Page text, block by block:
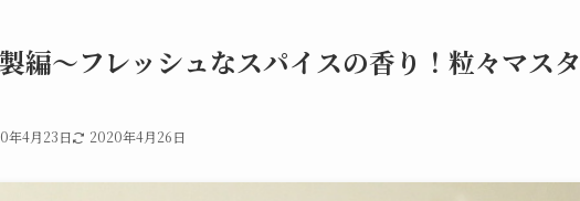
編～フレッシュなスパイスの香り！粒々マスタ
年4月23日 2020年4月26日